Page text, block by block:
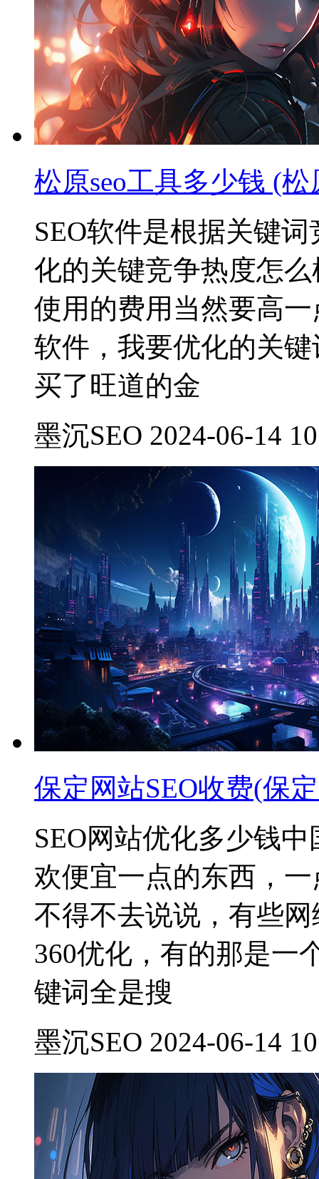
松原seo工具多少钱 (
SEO软件是根据关键
化的关键竞争热度怎
使用的费用当然要高
软件，我要优化的关
买了旺道的金
墨沉SEO 2024-06-14
保定网站SEO收费(保
SEO网站优化多少钱
欢便宜一点的东西，
不得不去说说，有些
360优化，有的那是一
键词全是搜
墨沉SEO 2024-06-14